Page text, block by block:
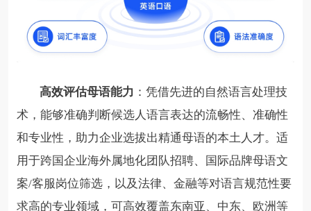
高效评估母语能力 ：凭借先进的自然语言处理技
术，能够准确判断候选人语言表达的流畅性、准确性
和专业性，助力企业选拔出精通母语的本土人才。适
用于跨国企业海外属地化团队招聘、国际品牌母语文
案/客服岗位筛选，以及法律、金融等对语言规范性要
求高的专业领域，可高效覆盖东南亚、中东、欧洲等